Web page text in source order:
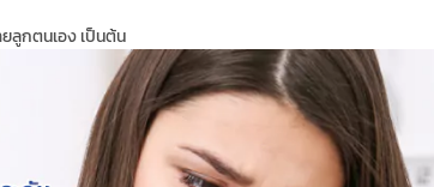
ยลูกตนเอง เป็นต้น